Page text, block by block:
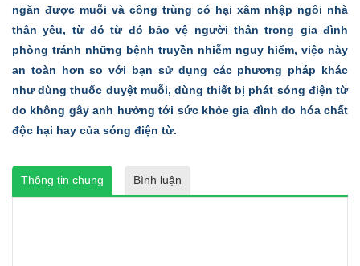
ngăn được muỗi và công trùng có hại xâm nhập ngôi nhà
thân yêu, từ đó từ đó bảo vệ người thân trong gia đình
phòng tránh những bệnh truyền nhiễm nguy hiểm, việc này
an toàn hơn so với bạn sử dụng các phương pháp khác
như dùng thuốc duyệt muỗi, dùng thiết bị phát sóng điện từ
do không gây anh hưởng tới sức khỏe gia đình do hóa chất
độc hại hay của sóng điện từ.
Thông tin chung Bình luận